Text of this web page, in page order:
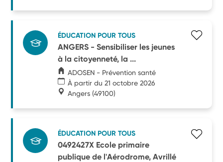
ÉDUCATION POUR TOUS
ANGERS - Sensibiliser les jeunes
à la citoyenneté, la ...
ADOSEN - Prévention santé
À partir du 21 octobre 2026
Angers (49100)
ÉDUCATION POUR TOUS
0492427X Ecole primaire
publique de l'Aérodrome, Avrillé